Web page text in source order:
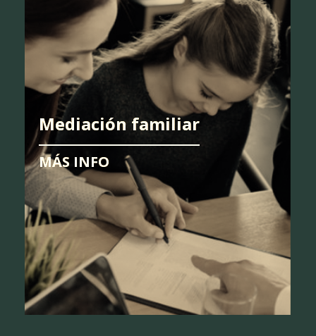
Mediación familiar
MÁS INFO